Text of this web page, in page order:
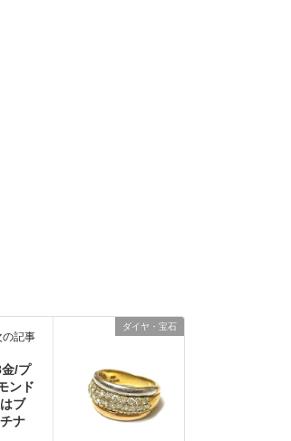
ダイヤ・宝石
の記事
/プ
ンド
ブ
ナ